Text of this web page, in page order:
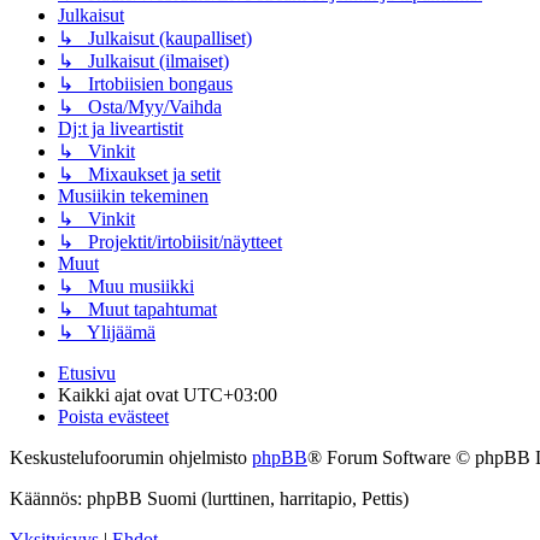
Julkaisut
↳ Julkaisut (kaupalliset)
↳ Julkaisut (ilmaiset)
↳ Irtobiisien bongaus
↳ Osta/Myy/Vaihda
Dj:t ja liveartistit
↳ Vinkit
↳ Mixaukset ja setit
Musiikin tekeminen
↳ Vinkit
↳ Projektit/irtobiisit/näytteet
Muut
↳ Muu musiikki
↳ Muut tapahtumat
↳ Ylijäämä
Etusivu
Kaikki ajat ovat UTC+03:00
Poista evästeet
Keskustelufoorumin ohjelmisto phpBB® Forum Software © phpBB
Käännös: phpBB Suomi (lurttinen, harritapio, Pettis)